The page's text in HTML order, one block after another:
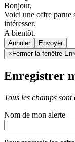
Bonjour,
Voici une offre parue
intéresser.
A bientôt.
Annuler
× Fermer la fenêtre
Enregistrer
Tous les champs
Nom de mon alerte